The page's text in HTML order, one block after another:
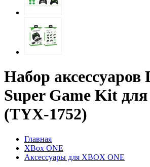
Набор аксессуаров
Super Game Kit
(TYX-1752)
Главная
XBox ONE
Аксессуары для XBOX ONE